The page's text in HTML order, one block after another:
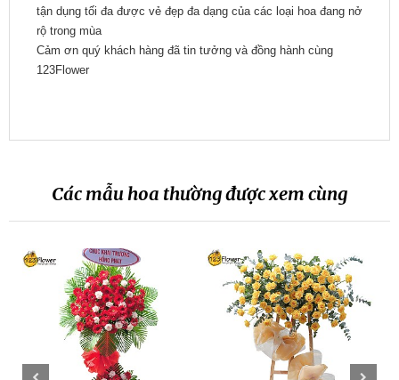
tận dụng tối đa được vẻ đẹp đa dạng của các loại hoa đang nở
rộ trong mùa
Cảm ơn quý khách hàng đã tin tưởng và đồng hành cùng
123Flower
Các mẫu hoa thường được xem cùng